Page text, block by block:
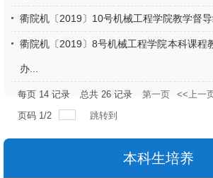
衢院机〔2019〕10号机械工程学院教学督导
衢院机〔2019〕8号机械工程学院本科课程
办...
每页 14 记录 总共 26 记录 第一页 <<上一
页码 1/2 跳转到
本科生培养